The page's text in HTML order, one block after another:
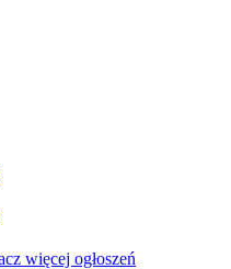
więcej ogłoszeń